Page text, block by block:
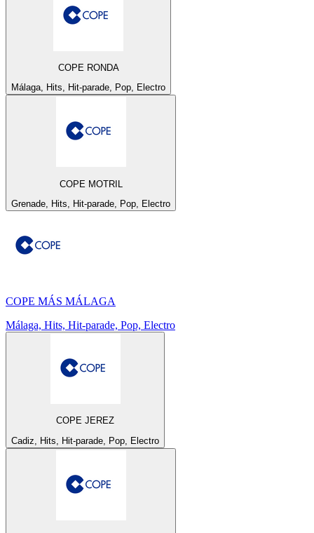
COPE RONDA
Málaga, Hits, Hit-parade, Pop, Electro
COPE MOTRIL
Grenade, Hits, Hit-parade, Pop, Electro
COPE MÁS MÁLAGA
Málaga, Hits, Hit-parade, Pop, Electro
COPE JEREZ
Cadiz, Hits, Hit-parade, Pop, Electro